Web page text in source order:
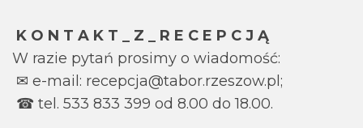
K O N T A K T _ Z _ R E C E P C J Ą
W razie pytań prosimy o wiadomość:
✉ e-mail: recepcja@tabor.rzeszow.pl;
☎ tel. 533 833 399 od 8.00 do 18.00.